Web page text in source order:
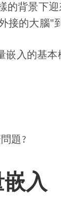
的背景下
接的大腦"
嵌入的基本
題?
入